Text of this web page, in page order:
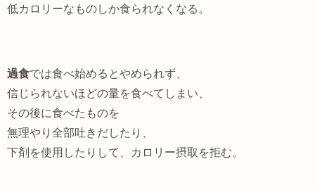
低カロリーなものしか食られなくなる。
過食では食べ始めるとやめられず、
信じられないほどの量を食べてしまい、
その後に食べたものを
無理やり全部吐きだしたり、
下剤を使用したりして、カロリー摂取を拒む。